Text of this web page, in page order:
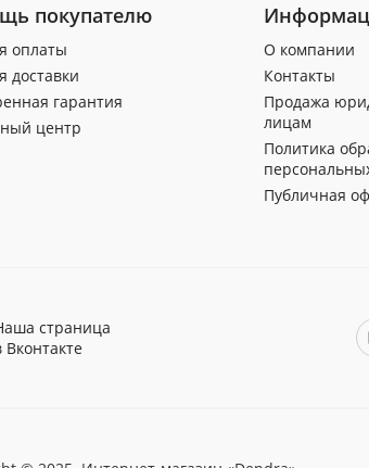
покупателю
оплаты
доставки
гарантия
центр
О компании
Контакты
Продажа
лицам
Политика
Публичная
страница
Вконтакте